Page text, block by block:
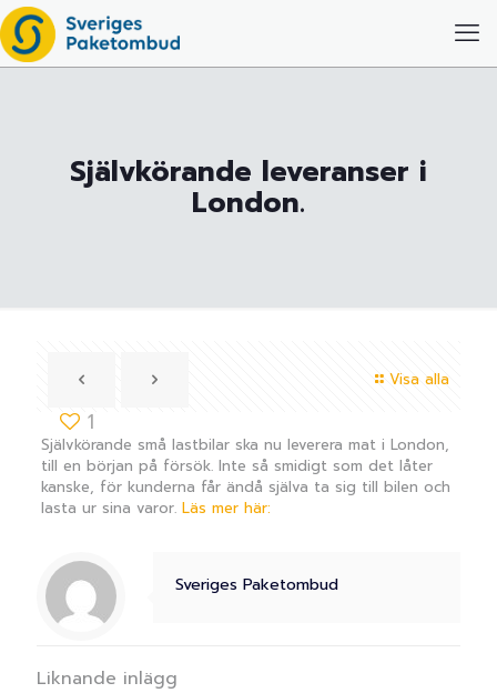
Självkörande leveranser i
London.
Visa alla
1
Självkörande små lastbilar ska nu leverera mat i London,
till en början på försök. Inte så smidigt som det låter
kanske, för kunderna får ändå själva ta sig till bilen och
lasta ur sina varor. Läs mer här:
Sveriges Paketombud
Liknande inlägg